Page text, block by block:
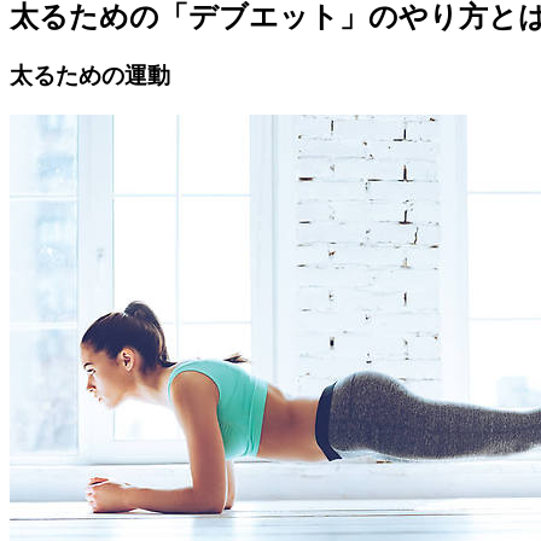
太るための「デブエット」のやり方と
太るための運動